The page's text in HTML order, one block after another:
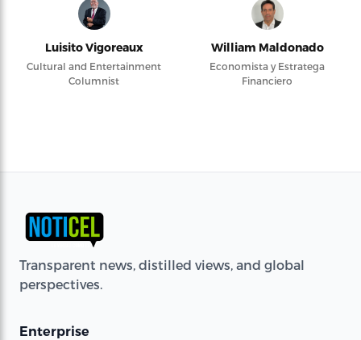
Luisito Vigoreaux
Cultural and Entertainment
Columnist
William Maldonado
Economista y Estratega
Financiero
Transparent news, distilled views, and global
perspectives.
Enterprise